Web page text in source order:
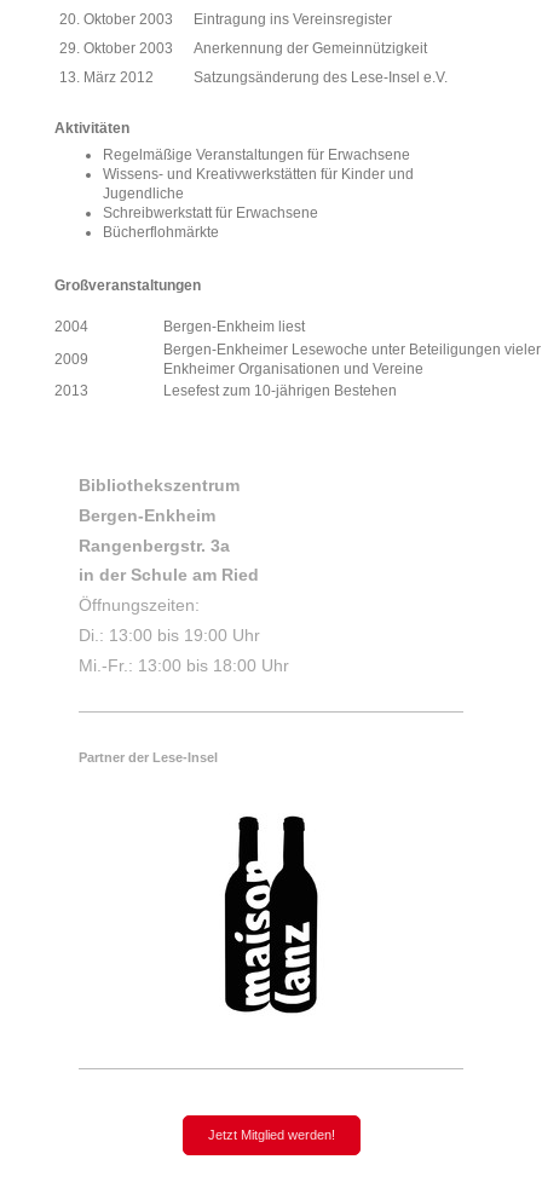
20. Oktober 2003
Eintragung ins Vereinsregister
29. Oktober 2003
Anerkennung der Gemeinnützigkeit
13. März 2012
Satzungsänderung des Lese-Insel e.V.
Aktivitäten
Regelmäßige Veranstaltungen für Erwachsene
Wissens- und Kreativwerkstätten für Kinder und
Jugendliche
Schreibwerkstatt für Erwachsene
Bücherflohmärkte
Großveranstaltungen
2004
Bergen-Enkheim liest
2009
Bergen-Enkheimer Lesewoche unter Beteiligungen
Enkheimer Organisationen und Vereine
2013
Lesefest zum 10-jährigen Bestehen
Bibliothekszentrum
Bergen-Enkheim
Rangenbergstr. 3a
in der Schule am Ried
Öffnungszeiten:
Di.: 13:00 bis 19:00 Uhr
Mi.-Fr.: 13:00 bis 18:00 Uhr
Partner der Lese-Insel
Jetzt Mitglied werden!